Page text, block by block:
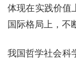
体现在实践价值
国际格局上，不
我国哲学社会科